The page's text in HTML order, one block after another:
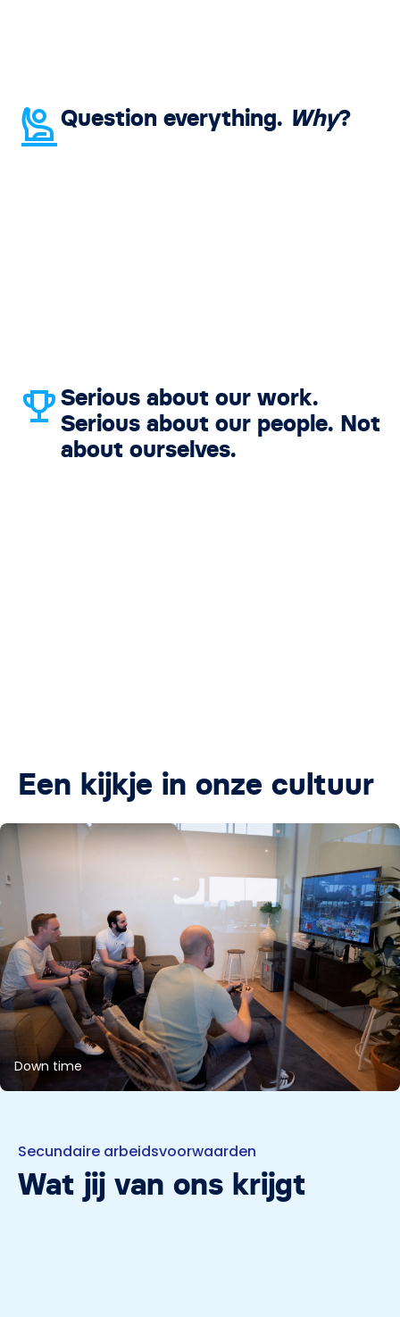
Question everything. Why?
Serious about our work.
Serious about our people. Not
about ourselves.​
Een kijkje in onze cultuur
Down time
Secundaire arbeidsvoorwaarden
Wat jij van ons krijgt